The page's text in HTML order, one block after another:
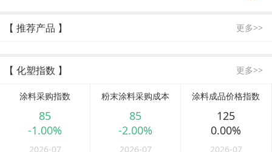
【 推荐产品 】 更多>>
【 化塑指数 】 更多>>
涂料采购指数
85
-1.00%
2026-07
粉末涂料采购成本
85
-2.00%
2026-07
涂料成品价格指数
125
0.00%
2026-07